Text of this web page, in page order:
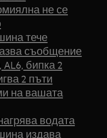
не се
тече
съобщение
AL6, бипка 2
2 пъти
на вашата
водата
издава